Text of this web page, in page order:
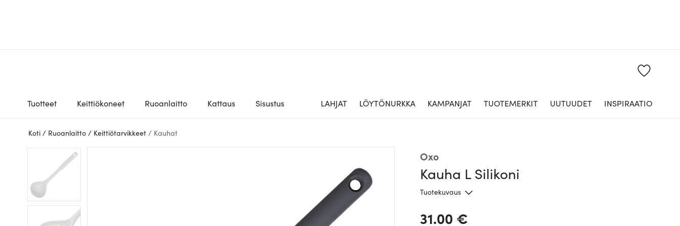
Tuotteet Keittiökoneet Ruoanlaitto Kattaus Sisustus LAHJAT LÖYTÖNURKKA KAMPANJAT TUOTEMERKIT UUTUUDET INSPIRAATIO
Koti / Ruoanlaitto / Keittiötarvikkeet / Kauhat
Oxo
Kauha L Silikoni
Tuotekuvaus
31.00 €